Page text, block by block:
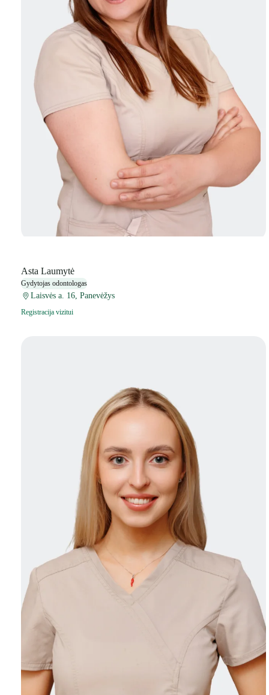
Asta Laumytė
Gydytojas odontologas
Laisvės a. 16, Panevėžys
Registracija vizitui